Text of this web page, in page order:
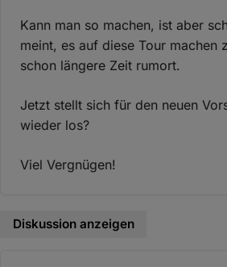
Kann man so machen, ist aber
meint, es auf diese Tour machen
schon längere Zeit rumort.
Jetzt stellt sich für den neuen
wieder los?
Viel Vergnügen!
Diskussion anzeigen